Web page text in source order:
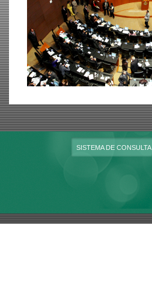
SISTEMA DE CONSULTA